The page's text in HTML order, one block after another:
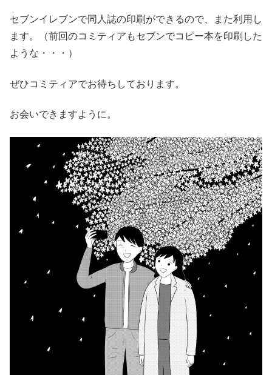
セブンイレブンで同人誌の印刷ができるので、また利用し
ます。（前回のコミティアもセブンでコピー本を印刷した
ような・・・）
ぜひコミティアでお待ちしております。
お会いできますように。